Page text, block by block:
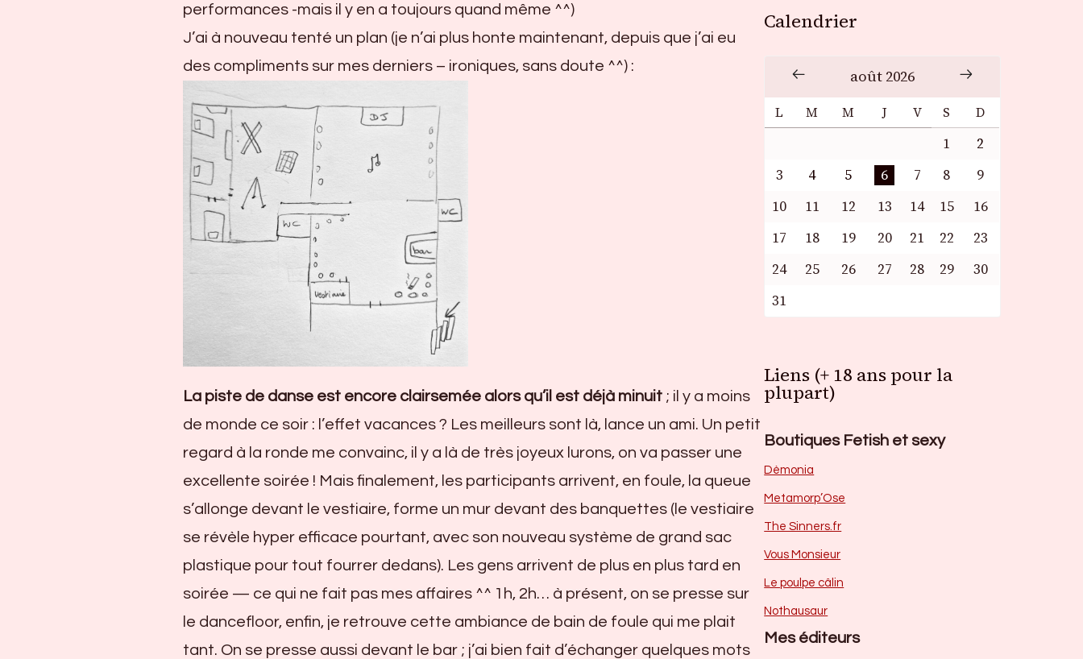
performances -mais il y en a toujours quand même ^^)
J’ai à nouveau tenté un plan (je n’ai plus honte maintenant, depuis que j’ai eu
des compliments sur mes derniers – ironiques, sans doute ^^) :
La piste de danse est encore clairsemée alors qu’il est déjà minuit ; il y a moins
de monde ce soir : l’effet vacances ? Les meilleurs sont là, lance un ami. Un petit
regard à la ronde me convainc, il y a là de très joyeux lurons, on va passer une
excellente soirée ! Mais finalement, les participants arrivent, en foule, la queue
s’allonge devant le vestiaire, forme un mur devant des banquettes (le vestiaire
se révèle hyper efficace pourtant, avec son nouveau système de grand sac
plastique pour tout fourrer dedans). Les gens arrivent de plus en plus tard en
soirée — ce qui ne fait pas mes affaires ^^ 1h, 2h… à présent, on se presse sur
le dancefloor, enfin, je retrouve cette ambiance de bain de foule qui me plait
tant. On se presse aussi devant le bar ; j’ai bien fait d’échanger quelques mots
Calendrier
août 2026
L M M J V S D
1
2
3
4 5 6 7 8
9
10
11 12 13 14 15
16
17
18 19 20 21 22
23
24
25 26 27 28 29
30
31
Liens (+ 18 ans pour la
plupart)
Boutiques Fetish et sexy
Dèmonia
Metamorp’Ose
The Sinners.fr
Vous Monsieur
Le poulpe câlin
Nothausaur
Mes éditeurs